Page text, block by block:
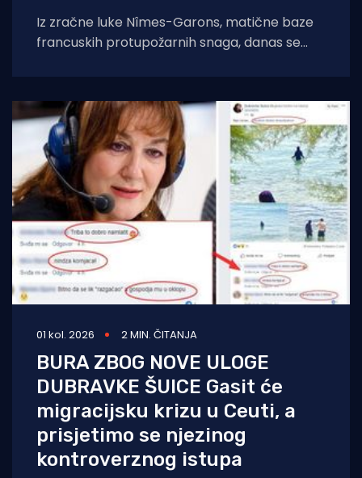
Iz zračne luke Nîmes-Garons, matične baze
francuskih protupožarnih snaga, danas se
01 kol. 2026 2 MIN. ČITANJA
BURA ZBOG NOVE ULOGE
DUBRAVKE ŠUICE Gasit će
migracijsku krizu u Ceuti, a
prisjetimo se njezinog
kontroverznog istupa